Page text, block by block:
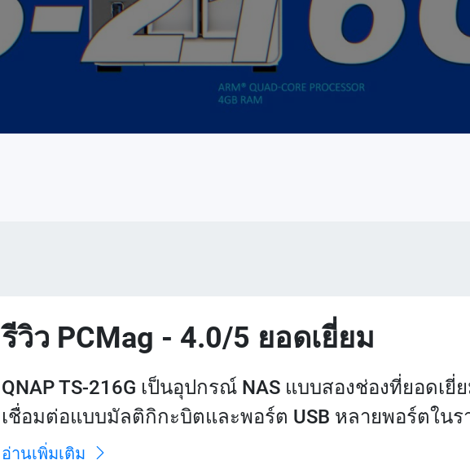
รีวิว PCMag - 4.0/5 ยอดเยี่ยม
QNAP TS-216G เป็นอุปกรณ์ NAS แบบสองช่องที่ยอดเยี่
เชื่อมต่อแบบมัลติกิกะบิตและพอร์ต USB หลายพอร์ตใน
อ่านเพิ่มเติม